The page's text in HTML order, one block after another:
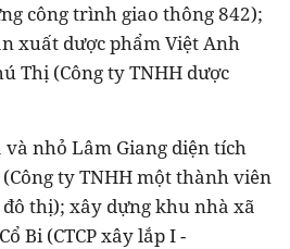
công trình giao thông 842);
xuất dược phẩm Việt Anh
Thị (Công ty TNHH dược
và nhỏ Lâm Giang diện tích
ty TNHH một thành viên
thị); xây dựng khu nhà xã
Bi (CTCP xây lắp I -